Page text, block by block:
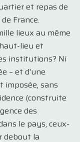
et repas de
France.
lieux au même
lieu et
institutions? Ni
– et d'une
imposée, sans
(construite
des
le pays, ceux-
debout la